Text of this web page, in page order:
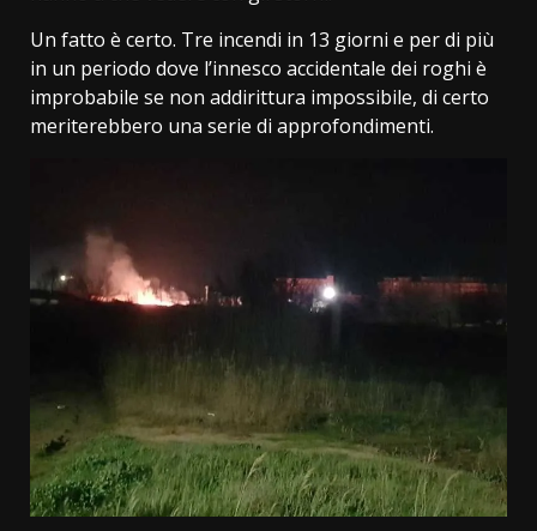
Un fatto è certo. Tre incendi in 13 giorni e per di più
in un periodo dove l’innesco accidentale dei roghi è
improbabile se non addirittura impossibile, di certo
meriterebbero una serie di approfondimenti.